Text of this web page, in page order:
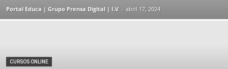
Portal Educa | Grupo Prensa Digital | I.V - abril 17, 2024
CURSOS ONLINE